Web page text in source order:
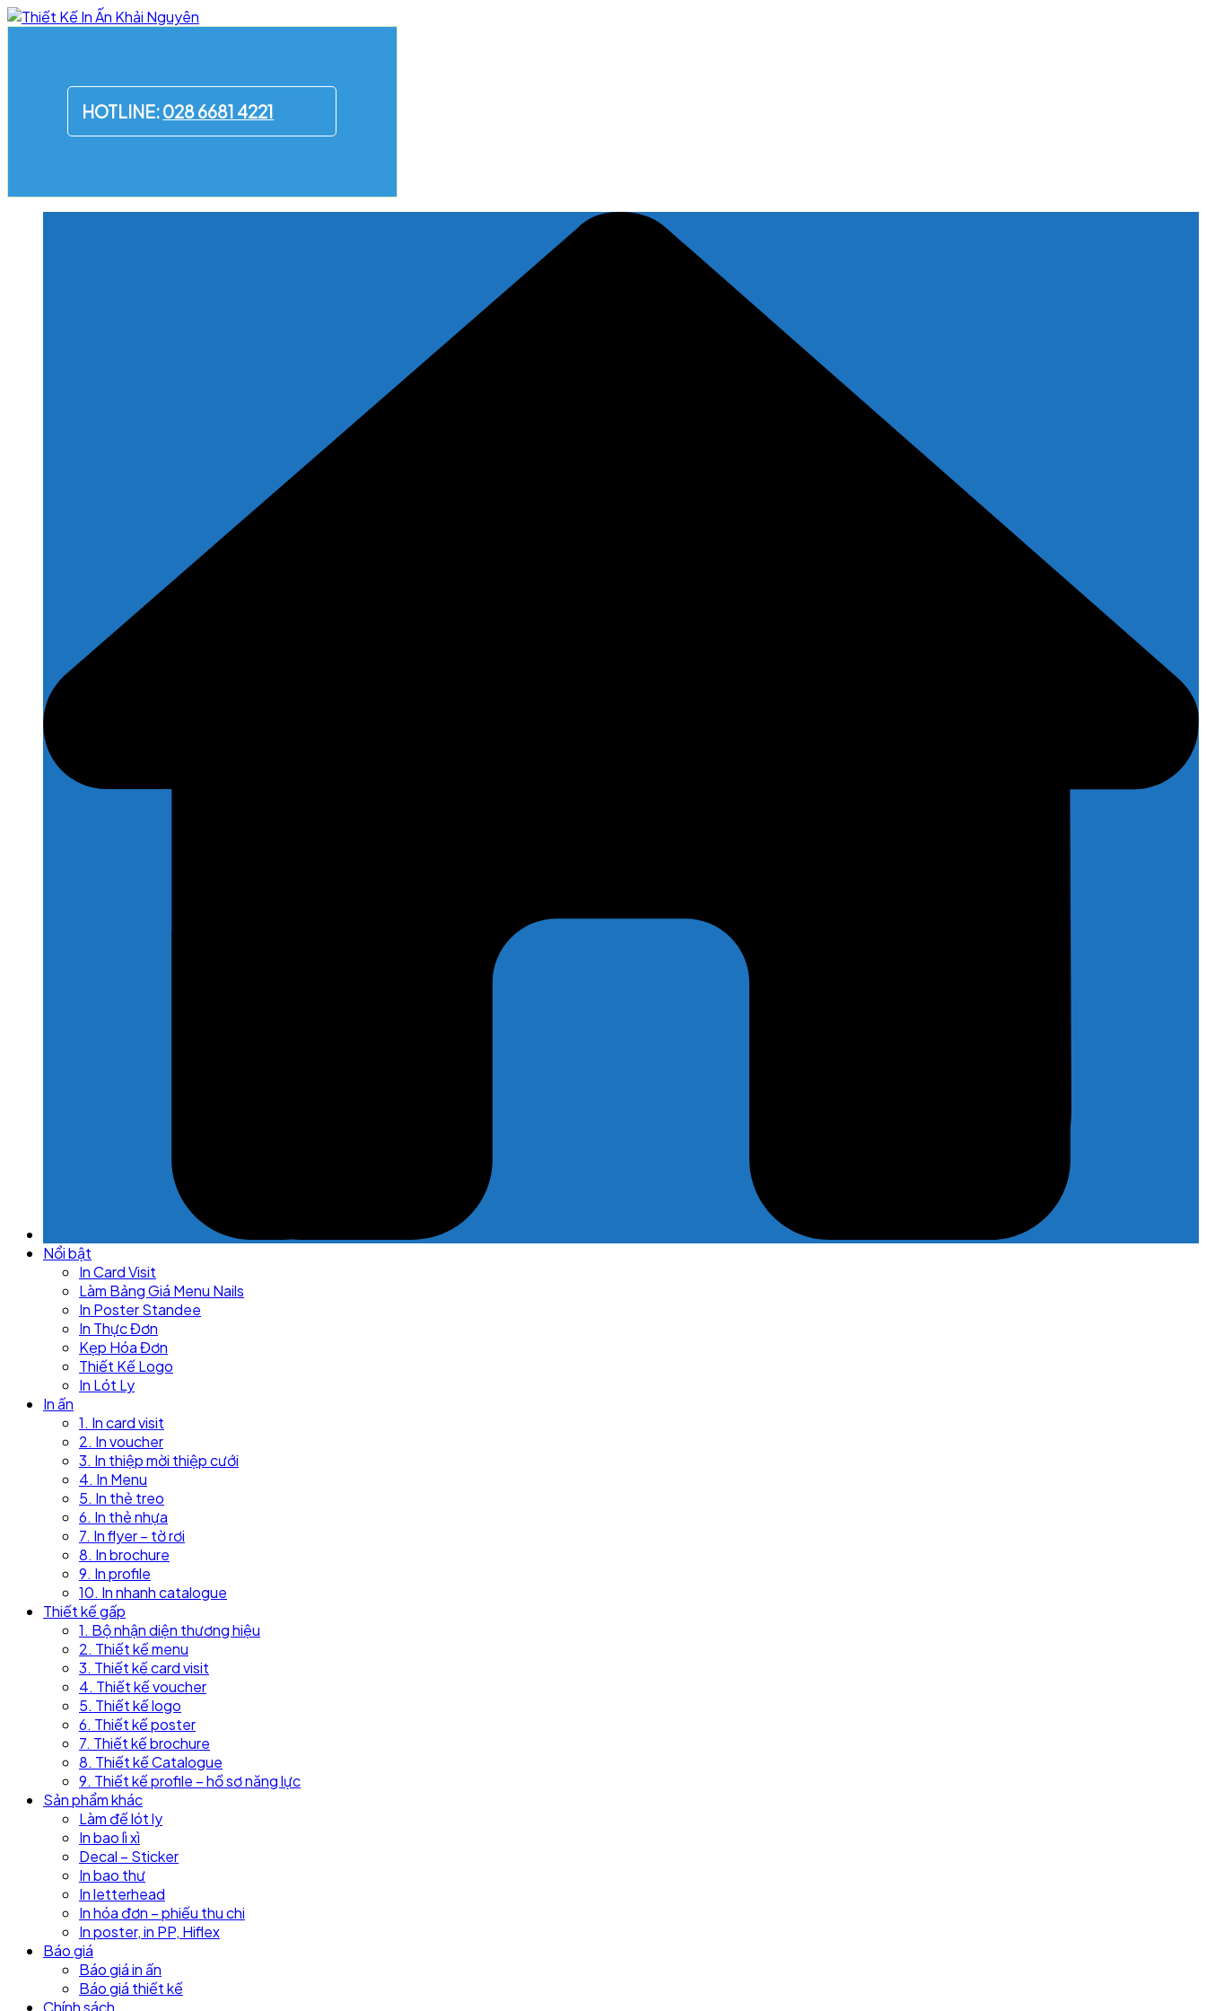
Skip
HOTLINE:028 6681 4221
Nổi bật
In Card Visit
Làm Bảng Giá Menu Nails
In Poster Standee
In Thực Đơn
Kẹp Hóa Đơn
Thiết Kế Logo
In Lót Ly
In ấn
1. In card visit
2. In voucher
3. In thiệp mời thiệp cưới
4. In Menu
5. In thẻ treo
6. In thẻ nhựa
7. In flyer – tờ rơi
8. In brochure
9. In profile
10. In nhanh catalogue
Thiết kế gấp
1. Bộ nhận diện thương hiệu
2. Thiết kế menu
3. Thiết kế card visit
4. Thiết kế voucher
5. Thiết kế logo
6. Thiết kế poster
7. Thiết kế brochure
8. Thiết kế Catalogue
9. Thiết kế profile – hồ sơ năng lực
Sản phẩm khác
Làm đế lót ly
In bao lì xì
Decal – Sticker
In bao thư
In letterhead
In hóa đơn – phiếu thu chi
In poster, in PP, Hiflex
Báo giá
Báo giá in ấn
Báo giá thiết kế
Chính sách